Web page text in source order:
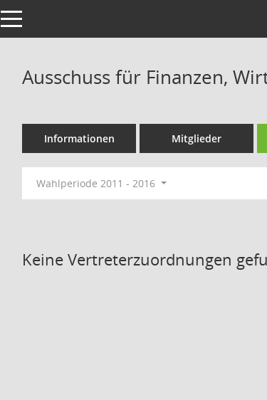
Toggle navigation
Ausschuss für Finanzen,
Informationen Mitglieder
Wahlperiode 2011 - 2016
Keine Vertreterzuordnungen